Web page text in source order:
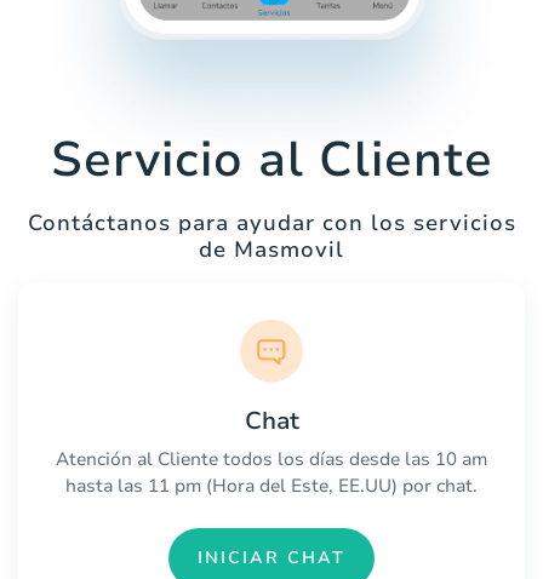
Servicio al Cliente
Contáctanos para ayudar con los servicios
de Masmovil
Chat
Atención al Cliente todos los días desde las 10 am
hasta las 11 pm (Hora del Este, EE.UU) por chat.
INICIAR CHAT